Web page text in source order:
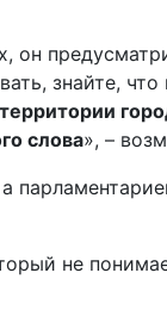
он
знайте,
слова», –
не